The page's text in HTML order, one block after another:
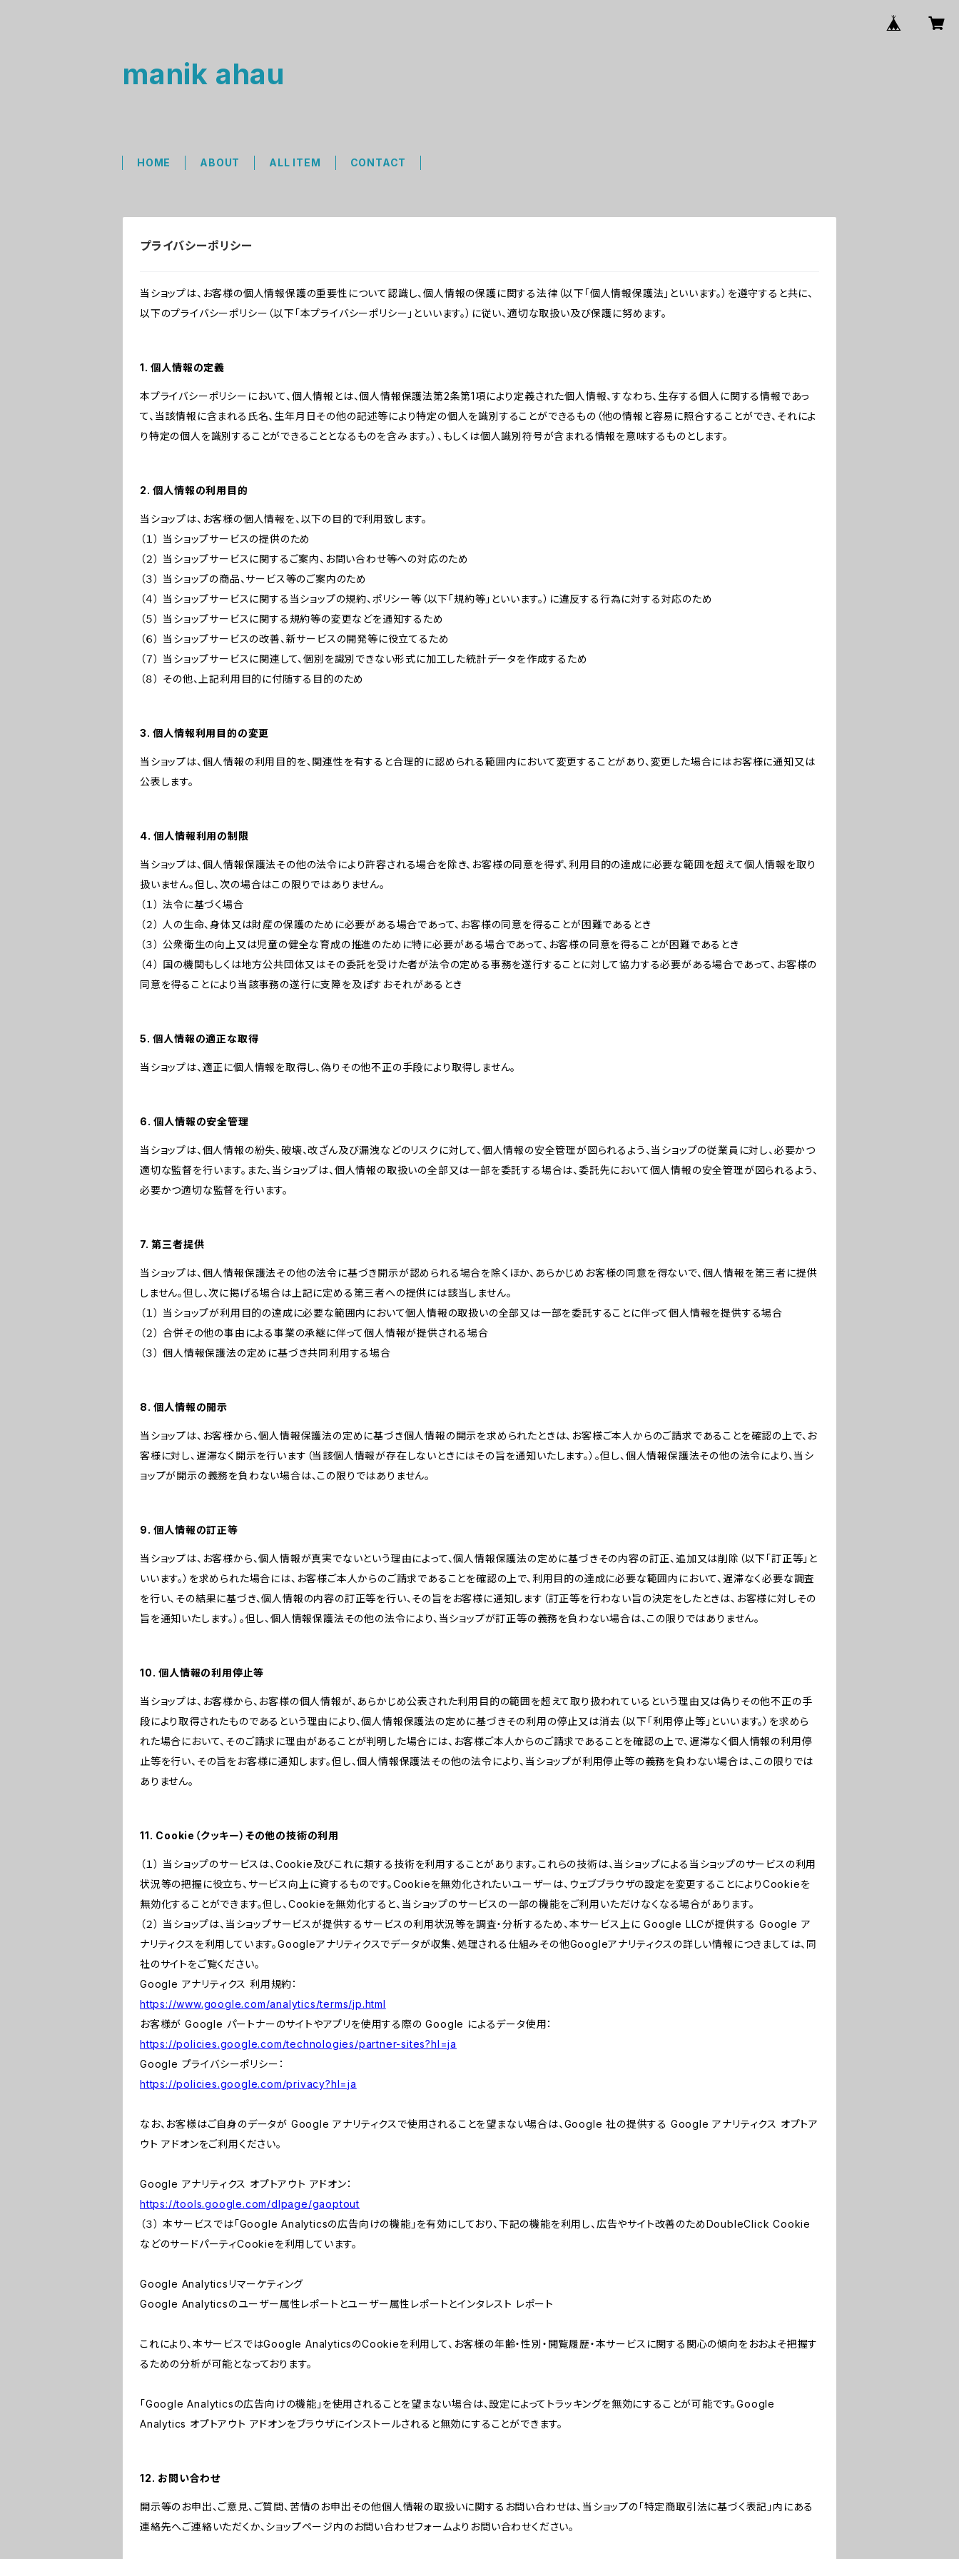
manik ahau
HOME ABOUT ALL ITEM CONTACT
プライバシーポリシー
当ショップは、お客様の個人情報保護の重要性について認識し、個人情報の保護に関する法律（以下「個人情報保護法」といいます。）を遵守すると共に、
以下のプライバシーポリシー（以下「本プライバシーポリシー」といいます。）に従い、適切な取扱い及び保護に努めます。
1. 個人情報の定義
本プライバシーポリシーにおいて、個人情報とは、個人情報保護法第2条第1項により定義された個人情報、すなわち、生存する個人に関する情報であっ
て、当該情報に含まれる氏名、生年月日その他の記述等により特定の個人を識別することができるもの（他の情報と容易に照合することができ、それによ
り特定の個人を識別することができることとなるものを含みます。）、もしくは個人識別符号が含まれる情報を意味するものとします。
2. 個人情報の利用目的
当ショップは、お客様の個人情報を、以下の目的で利用致します。
（１） 当ショップサービスの提供のため
（２） 当ショップサービスに関するご案内、お問い合わせ等への対応のため
（３） 当ショップの商品、サービス等のご案内のため
（４） 当ショップサービスに関する当ショップの規約、ポリシー等（以下「規約等」といいます。）に違反する行為に対する対応のため
（５） 当ショップサービスに関する規約等の変更などを通知するため
（６） 当ショップサービスの改善、新サービスの開発等に役立てるため
（７） 当ショップサービスに関連して、個別を識別できない形式に加工した統計データを作成するため
（８） その他、上記利用目的に付随する目的のため
3. 個人情報利用目的の変更
当ショップは、個人情報の利用目的を、関連性を有すると合理的に認められる範囲内において変更することがあり、変更した場合にはお客様に通知又は
公表します。
4. 個人情報利用の制限
当ショップは、個人情報保護法その他の法令により許容される場合を除き、お客様の同意を得ず、利用目的の達成に必要な範囲を超えて個人情報を取り
扱いません。但し、次の場合はこの限りではありません。
（１） 法令に基づく場合
（２） 人の生命、身体又は財産の保護のために必要がある場合であって、お客様の同意を得ることが困難であるとき
（３） 公衆衛生の向上又は児童の健全な育成の推進のために特に必要がある場合であって、お客様の同意を得ることが困難であるとき
（４） 国の機関もしくは地方公共団体又はその委託を受けた者が法令の定める事務を遂行することに対して協力する必要がある場合であって、お客様の
同意を得ることにより当該事務の遂行に支障を及ぼすおそれがあるとき
5. 個人情報の適正な取得
当ショップは、適正に個人情報を取得し、偽りその他不正の手段により取得しません。
6. 個人情報の安全管理
当ショップは、個人情報の紛失、破壊、改ざん及び漏洩などのリスクに対して、個人情報の安全管理が図られるよう、当ショップの従業員に対し、必要かつ
適切な監督を行います。また、当ショップは、個人情報の取扱いの全部又は一部を委託する場合は、委託先において個人情報の安全管理が図られるよう、
必要かつ適切な監督を行います。
7. 第三者提供
当ショップは、個人情報保護法その他の法令に基づき開示が認められる場合を除くほか、あらかじめお客様の同意を得ないで、個人情報を第三者に提供
しません。但し、次に掲げる場合は上記に定める第三者への提供には該当しません。
（１） 当ショップが利用目的の達成に必要な範囲内において個人情報の取扱いの全部又は一部を委託することに伴って個人情報を提供する場合
（２） 合併その他の事由による事業の承継に伴って個人情報が提供される場合
（３） 個人情報保護法の定めに基づき共同利用する場合
8. 個人情報の開示
当ショップは、お客様から、個人情報保護法の定めに基づき個人情報の開示を求められたときは、お客様ご本人からのご請求であることを確認の上で、お
客様に対し、遅滞なく開示を行います（当該個人情報が存在しないときにはその旨を通知いたします。）。但し、個人情報保護法その他の法令により、当シ
ョップが開示の義務を負わない場合は、この限りではありません。
9. 個人情報の訂正等
当ショップは、お客様から、個人情報が真実でないという理由によって、個人情報保護法の定めに基づきその内容の訂正、追加又は削除（以下「訂正等」と
いいます。）を求められた場合には、お客様ご本人からのご請求であることを確認の上で、利用目的の達成に必要な範囲内において、遅滞なく必要な調査
を行い、その結果に基づき、個人情報の内容の訂正等を行い、その旨をお客様に通知します（訂正等を行わない旨の決定をしたときは、お客様に対しその
旨を通知いたします。）。但し、個人情報保護法その他の法令により、当ショップが訂正等の義務を負わない場合は、この限りではありません。
10. 個人情報の利用停止等
当ショップは、お客様から、お客様の個人情報が、あらかじめ公表された利用目的の範囲を超えて取り扱われているという理由又は偽りその他不正の手
段により取得されたものであるという理由により、個人情報保護法の定めに基づきその利用の停止又は消去（以下「利用停止等」といいます。）を求めら
れた場合において、そのご請求に理由があることが判明した場合には、お客様ご本人からのご請求であることを確認の上で、遅滞なく個人情報の利用停
止等を行い、その旨をお客様に通知します。但し、個人情報保護法その他の法令により、当ショップが利用停止等の義務を負わない場合は、この限りでは
ありません。
11. Cookie（クッキー）その他の技術の利用
（１） 当ショップのサービスは、Cookie及びこれに類する技術を利用することがあります。これらの技術は、当ショップによる当ショップのサービスの利用
状況等の把握に役立ち、サービス向上に資するものです。Cookieを無効化されたいユーザーは、ウェブブラウザの設定を変更することによりCookieを
無効化することができます。但し、Cookieを無効化すると、当ショップのサービスの一部の機能をご利用いただけなくなる場合があります。
（２） 当ショップは、当ショップサービスが提供するサービスの利用状況等を調査・分析するため、本サービス上に Google LLCが提供する Google ア
ナリティクスを利用しています。Googleアナリティクスでデータが収集、処理される仕組みその他Googleアナリティクスの詳しい情報につきましては、同
社のサイトをご覧ください。
Google アナリティクス 利用規約：
https://www.google.com/analytics/terms/jp.html
お客様が Google パートナーのサイトやアプリを使用する際の Google によるデータ使用：
https://policies.google.com/technologies/partner-sites?hl=ja
Google プライバシーポリシー：
https://policies.google.com/privacy?hl=ja
なお、お客様はご自身のデータが Google アナリティクスで使用されることを望まない場合は、Google 社の提供する Google アナリティクス オプトア
ウト アドオンをご利用ください。
Google アナリティクス オプトアウト アドオン：
https://tools.google.com/dlpage/gaoptout
（３） 本サービスでは「Google Analyticsの広告向けの機能」を有効にしており、下記の機能を利用し、広告やサイト改善のためDoubleClick Cookie
などのサードパーティCookieを利用しています。
Google Analyticsリマーケティング
Google Analyticsのユーザー属性レポートとユーザー属性レポートとインタレスト レポート
これにより、本サービスではGoogle AnalyticsのCookieを利用して、お客様の年齢・性別・閲覧履歴・本サービスに関する関心の傾向をおおよそ把握す
るための分析が可能となっております。
「Google Analyticsの広告向けの機能」を使用されることを望まない場合は、設定によってトラッキングを無効にすることが可能です。Google
Analytics オプトアウト アドオンをブラウザにインストールされると無効にすることができます。
12. お問い合わせ
開示等のお申出、ご意見、ご質問、苦情のお申出その他個人情報の取扱いに関するお問い合わせは、当ショップの「特定商取引法に基づく表記」内にある
連絡先へご連絡いただくか、ショップページ内のお問い合わせフォームよりお問い合わせください。